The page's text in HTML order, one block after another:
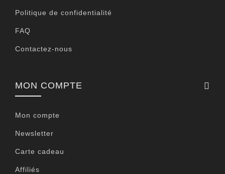
Politique de confidentialité
FAQ
Contactez-nous
MON COMPTE
Mon compte
Newsletter
Carte cadeau
Affiliés